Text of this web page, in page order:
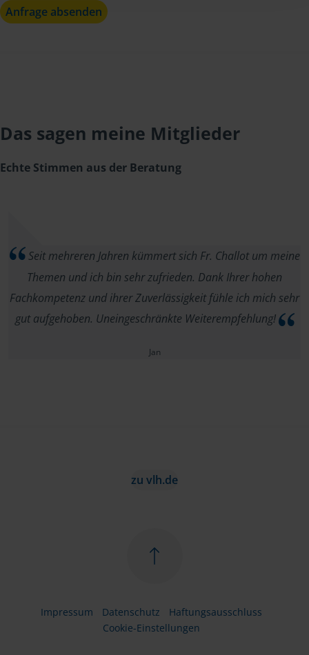
Anfrage absenden
Das sagen meine Mitglieder
Echte Stimmen aus der Beratung
Seit mehreren Jahren kümmert sich Fr. Challot um meine
Themen und ich bin sehr zufrieden. Dank Ihrer hohen
Fachkompetenz und ihrer Zuverlässigkeit fühle ich mich sehr
gut aufgehoben. Uneingeschränkte Weiterempfehlung!
Jan
zu vlh.de
Impressum Datenschutz
Haftungsausschluss
Cookie-Einstellungen